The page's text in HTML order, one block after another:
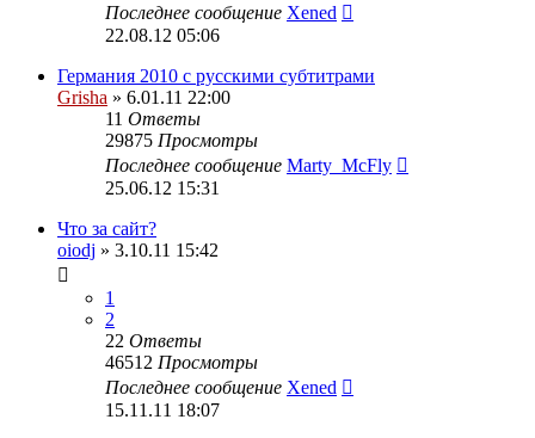
Последнее сообщение Xened
22.08.12 05:06
Германия 2010 с русскими субтитрами
Grisha » 6.01.11 22:00
11 Ответы
29875 Просмотры
Последнее сообщение Marty_McFly
25.06.12 15:31
Что за сайт?
oiodj » 3.10.11 15:42
1
2
22 Ответы
46512 Просмотры
Последнее сообщение Xened
15.11.11 18:07